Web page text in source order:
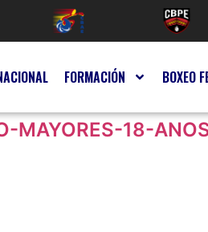
FORMACIÓN BOXEO
MAYORES-18-